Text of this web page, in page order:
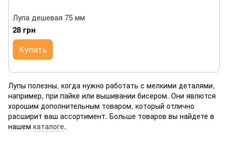
Лупа дешевая 75 мм
28 грн
Купить
Лупы полезны, когда нужно работать с мелкими деталями,
например, при пайке или вышивании бисером. Они явлются
хорошим дополнительным товаром, который отлично
расширит ваш ассортимент. Больше товаров вы найдете в
нашем каталоге.